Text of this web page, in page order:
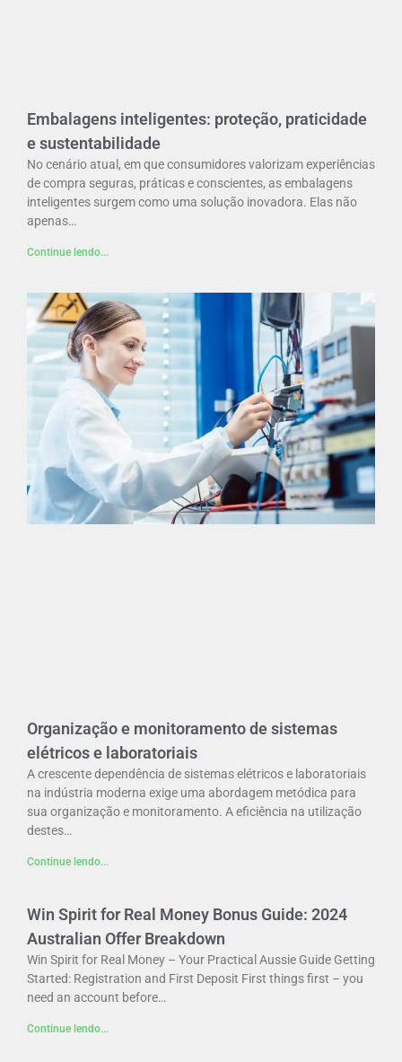
Embalagens inteligentes: proteção, praticidade
e sustentabilidade
No cenário atual, em que consumidores valorizam experiências
de compra seguras, práticas e conscientes, as embalagens
inteligentes surgem como uma solução inovadora. Elas não
apenas…
Continue lendo...
Organização e monitoramento de sistemas
elétricos e laboratoriais
A crescente dependência de sistemas elétricos e laboratoriais
na indústria moderna exige uma abordagem metódica para
sua organização e monitoramento. A eficiência na utilização
destes…
Continue lendo...
Win Spirit for Real Money Bonus Guide: 2024
Australian Offer Breakdown
Win Spirit for Real Money – Your Practical Aussie Guide Getting
Started: Registration and First Deposit First things first – you
need an account before…
Continue lendo...